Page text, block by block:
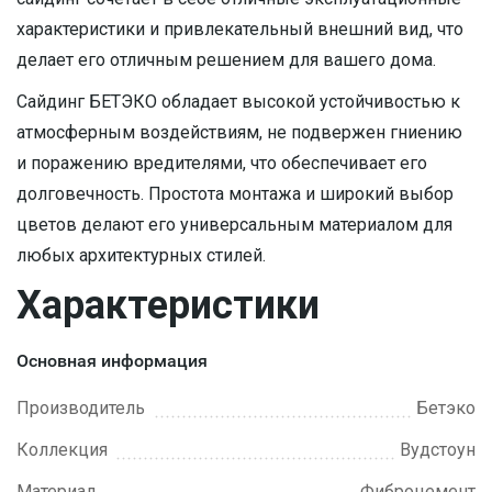
характеристики и привлекательный внешний вид, что
делает его отличным решением для вашего дома.
Сайдинг БЕТЭКО обладает высокой устойчивостью к
атмосферным воздействиям, не подвержен гниению
и поражению вредителями, что обеспечивает его
долговечность. Простота монтажа и широкий выбор
цветов делают его универсальным материалом для
любых архитектурных стилей.
Характеристики
Основная информация
Производитель
Бетэко
Коллекция
Вудстоун